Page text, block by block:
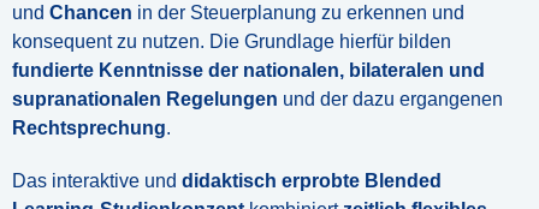
und Chancen in der Steuerplanung zu erkennen und
konsequent zu nutzen. Die Grundlage hierfür bilden
fundierte Kenntnisse der nationalen, bilateralen und
supranationalen Regelungen und der dazu ergangenen
Rechtsprechung.
Das interaktive und didaktisch erprobte Blended